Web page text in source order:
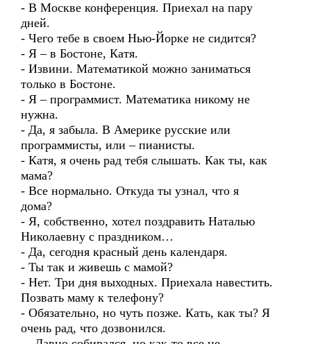
- В Москве конференция. Приехал на пару
дней.
- Чего тебе в своем Нью-Йорке не сидится?
- Я – в Бостоне, Катя.
- Извини. Математикой можно заниматься
только в Бостоне.
- Я – программист. Математика никому не
нужна.
- Да, я забыла. В Америке русские или
программисты, или – пианисты.
- Катя, я очень рад тебя слышать. Как ты, как
мама?
- Все нормально. Откуда ты узнал, что я
дома?
- Я, собственно, хотел поздравить Наталью
Николаевну с праздником…
- Да, сегодня красный день календаря.
- Ты так и живешь с мамой?
- Нет. Три дня выходных. Приехала навестить.
Позвать маму к телефону?
- Обязательно, но чуть позже. Кать, как ты? Я
очень рад, что дозвонился.